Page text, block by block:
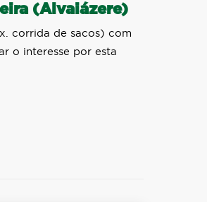
(Alvaiázere)
corrida de sacos) com
o interesse por esta